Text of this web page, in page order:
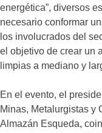
energética”, diversos
necesario conformar
los involucrados del
el objetivo de crear un
limpias a mediano y
En el evento, el
Minas, Metalurgistas y
Almazán Esqueda,